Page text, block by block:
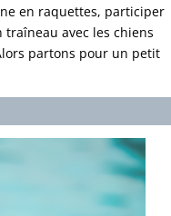
en raquettes, participer
avec les chiens
partons pour un petit